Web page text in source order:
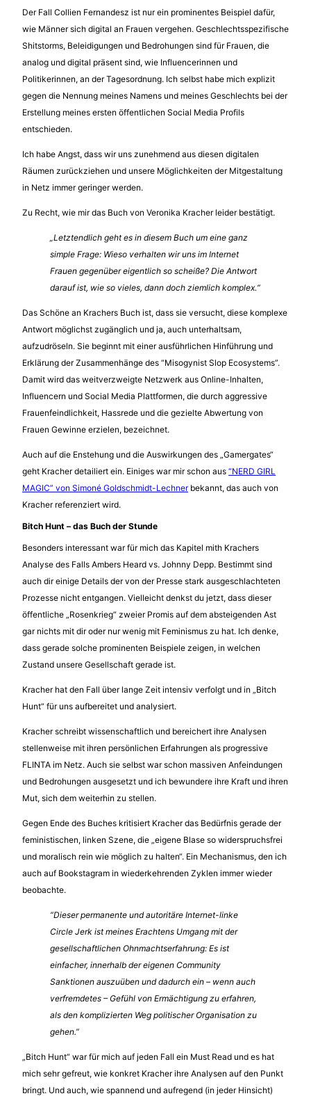
Der Fall Collien Fernandesz ist nur ein prominentes Beispiel dafür,
wie Männer sich digital an Frauen vergehen. Geschlechtsspezifische
Shitstorms, Beleidigungen und Bedrohungen sind für Frauen, die
analog und digital präsent sind, wie Influencerinnen und
Politikerinnen, an der Tagesordnung. Ich selbst habe mich explizit
gegen die Nennung meines Namens und meines Geschlechts bei der
Erstellung meines ersten öffentlichen Social Media Profils
entschieden.
Ich habe Angst, dass wir uns zunehmend aus diesen digitalen
Räumen zurückziehen und unsere Möglichkeiten der Mitgestaltung
in Netz immer geringer werden.
Zu Recht, wie mir das Buch von Veronika Kracher leider bestätigt.
„Letztendlich geht es in diesem Buch um eine ganz
simple Frage: Wieso verhalten wir uns im Internet
Frauen gegenüber eigentlich so scheiße? Die Antwort
darauf ist, wie so vieles, dann doch ziemlich komplex.“
Das Schöne an Krachers Buch ist, dass sie versucht, diese komplexe
Antwort möglichst zugänglich und ja, auch unterhaltsam,
aufzudröseln. Sie beginnt mit einer ausführlichen Hinführung und
Erklärung der Zusammenhänge des “Misogynist Slop Ecosystems”.
Damit wird das weitverzweigte Netzwerk aus Online-Inhalten,
Influencern und Social Media Plattformen, die durch aggressive
Frauenfeindlichkeit, Hassrede und die gezielte Abwertung von
Frauen Gewinne erzielen, bezeichnet.
Auch auf die Enstehung und die Auswirkungen des „Gamergates“
geht Kracher detailiert ein. Einiges war mir schon aus “NERD GIRL
MAGIC” von Simoné Goldschmidt-Lechnerbekannt, das auch von
Kracher referenziert wird.
Bitch Hunt – das Buch der Stunde
Besonders interessant war für mich das Kapitel mith Krachers
Analyse des Falls Ambers Heard vs. Johnny Depp. Bestimmt sind
auch dir einige Details der von der Presse stark ausgeschlachteten
Prozesse nicht entgangen. Vielleicht denkst du jetzt, dass dieser
öffentliche „Rosenkrieg“ zweier Promis auf dem absteigenden Ast
gar nichts mit dir oder nur wenig mit Feminismus zu hat. Ich denke,
dass gerade solche prominenten Beispiele zeigen, in welchen
Zustand unsere Gesellschaft gerade ist.
Kracher hat den Fall über lange Zeit intensiv verfolgt und in „Bitch
Hunt“ für uns aufbereitet und analysiert.
Kracher schreibt wissenschaftlich und bereichert ihre Analysen
stellenweise mit ihren persönlichen Erfahrungen als progressive
FLINTA im Netz. Auch sie selbst war schon massiven Anfeindungen
und Bedrohungen ausgesetzt und ich bewundere ihre Kraft und ihren
Mut, sich dem weiterhin zu stellen.
Gegen Ende des Buches kritisiert Kracher das Bedürfnis gerade der
feministischen, linken Szene, die „eigene Blase so widerspruchsfrei
und moralisch rein wie möglich zu halten“. Ein Mechanismus, den ich
auch auf Bookstagram in wiederkehrenden Zyklen immer wieder
beobachte.
“Dieser permanente und autoritäre Internet-linke
Circle Jerk ist meines Erachtens Umgang mit der
gesellschaftlichen Ohnmachtserfahrung: Es ist
einfacher, innerhalb der eigenen Community
Sanktionen auszuüben und dadurch ein – wenn auch
verfremdetes – Gefühl von Ermächtigung zu erfahren,
als den komplizierten Weg politischer Organisation zu
gehen.”
„Bitch Hunt“ war für mich auf jeden Fall ein Must Read und es hat
mich sehr gefreut, wie konkret Kracher ihre Analysen auf den Punkt
bringt. Und auch, wie spannend und aufregend (in jeder Hinsicht)